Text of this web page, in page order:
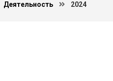
Деятельность 2024